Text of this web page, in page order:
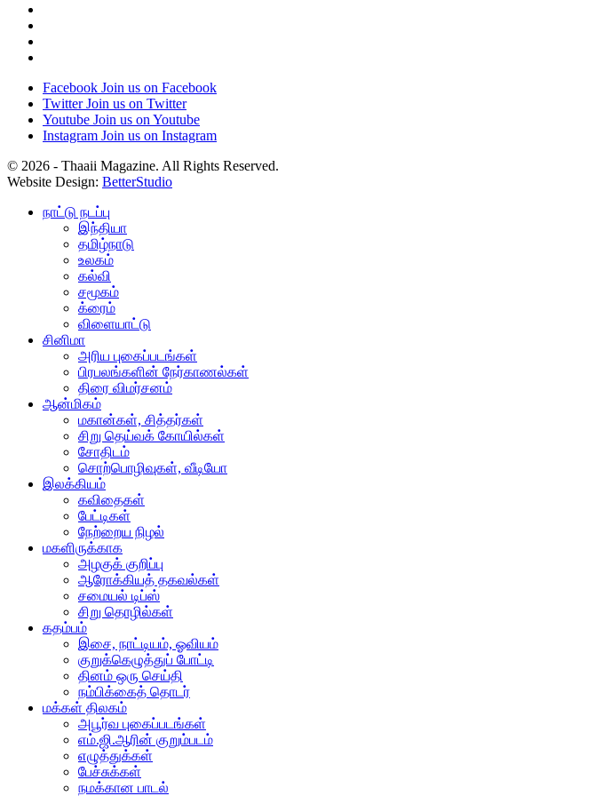
Facebook Join us on Facebook
Twitter Join us on Twitter
Youtube Join us on Youtube
Instagram Join us on Instagram
© 2026 - Thaaii Magazine. All Rights Reserved.
Website Design: BetterStudio
நாட்டு நடப்பு
இந்தியா
தமிழ்நாடு
உலகம்
கல்வி
சமூகம்
க்ரைம்
விளையாட்டு
சினிமா
அரிய புகைப்படங்கள்
பிரபலங்களின் நேர்காணல்கள்
திரை விமர்சனம்
ஆன்மிகம்
மகான்கள், சித்தர்கள்
சிறு தெய்வக் கோயில்கள்
சோதிடம்
சொற்பொழிவுகள், வீடியோ
இலக்கியம்
கவிதைகள்
பேட்டிகள்
நேற்றைய நிழல்
மகளிருக்காக
அழகுக் குறிப்பு
ஆரோக்கியத் தகவல்கள்
சமையல் டிப்ஸ்
சிறு தொழில்கள்
கதம்பம்
இசை, நாட்டியம், ஓவியம்
குறுக்கெழுத்துப் போட்டி
தினம் ஒரு செய்தி
நம்பிக்கைத் தொடர்
மக்கள் திலகம்
அபூர்வ புகைப்படங்கள்
எம்.ஜி.ஆரின் குறும்படம்
எழுத்துக்கள்
பேச்சுக்கள்
நமக்கான பாடல்